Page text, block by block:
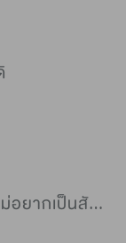
นายท่านคะ ฉันไม่อยากเป็นสัตว์เลี้ยงของคุณ